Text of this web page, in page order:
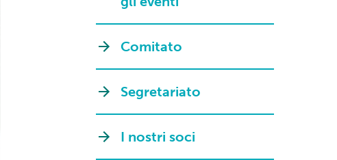
Comitato
Segretariato
I nostri soci